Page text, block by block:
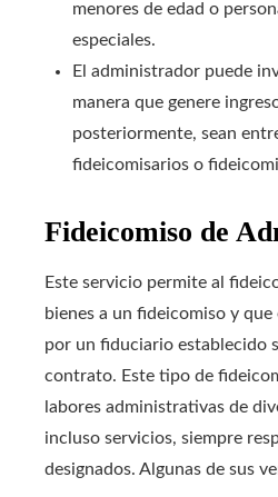
menores de edad o
especiales.
El administrador puede
manera que genere
posteriormente, sean
fideicomisarios o
Fideicomiso de
Este servicio permite al
bienes a un fideicomiso y que
por un fiduciario establecido
contrato. Este tipo de
labores administrativas de
incluso servicios, siempre
designados. Algunas de sus